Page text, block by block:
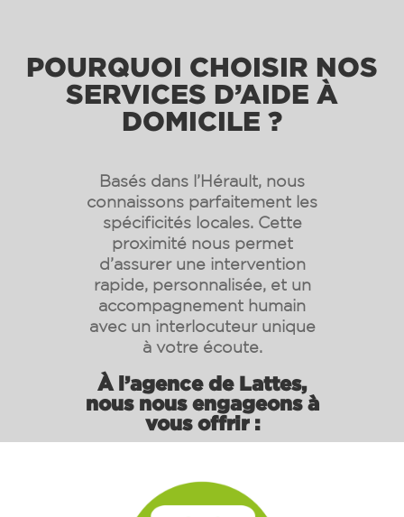
POURQUOI CHOISIR NOS
SERVICES D’AIDE À
DOMICILE ?
Basés dans l’Hérault, nous
connaissons parfaitement les
spécificités locales. Cette
proximité nous permet
d’assurer une intervention
rapide, personnalisée, et un
accompagnement humain
avec un interlocuteur unique
à votre écoute.
À l’agence de Lattes,
nous nous engageons à
vous offrir :